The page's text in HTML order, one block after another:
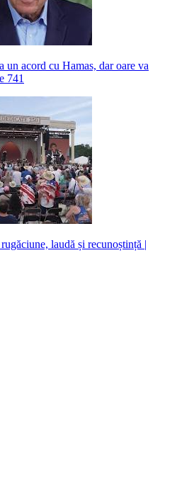
un acord cu Hamas, dar oare va
741
laudă și recunoștință |